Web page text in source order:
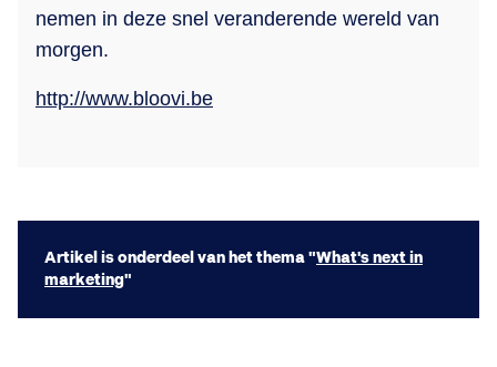
nemen in deze snel veranderende wereld van
morgen.
http://www.bloovi.be
Artikel is onderdeel van het thema "What's next in
marketing"